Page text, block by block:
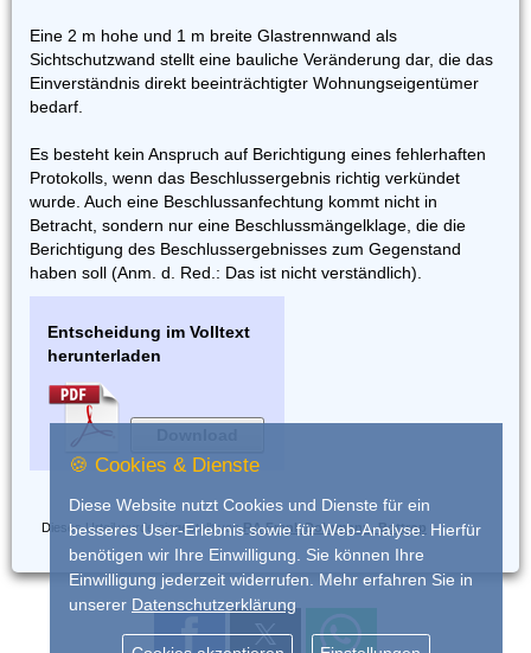
Eine 2 m hohe und 1 m breite Glastrennwand als
Sichtschutzwand stellt eine bauliche Veränderung dar, die das
Einverständnis direkt beeinträchtigter Wohnungseigentümer
bedarf.
Es besteht kein Anspruch auf Berichtigung eines fehlerhaften
Protokolls, wenn das Beschlussergebnis richtig verkündet
wurde. Auch eine Beschlussanfechtung kommt nicht in
Betracht, sondern nur eine Beschlussmängelklage, die die
Berichtigung des Beschlussergebnisses zum Gegenstand
haben soll (Anm. d. Red.: Das ist nicht verständlich).
Entscheidung im Volltext
herunterladen
Dieses Urteil wurde eingestellt vonRA Frank Dohrmann, Bottrop
🍪 Cookies & Dienste
Diese Website nutzt Cookies und Dienste für ein
besseres User-Erlebnis sowie für Web-Analyse. Hierfür
benötigen wir Ihre Einwilligung. Sie können Ihre
Einwilligung jederzeit widerrufen. Mehr erfahren Sie in
unserer Datenschutzerklärung